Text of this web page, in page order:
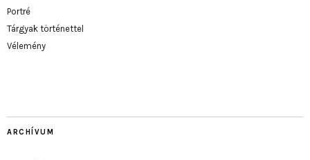
Portré
Tárgyak történettel
Vélemény
ARCHÍVUM